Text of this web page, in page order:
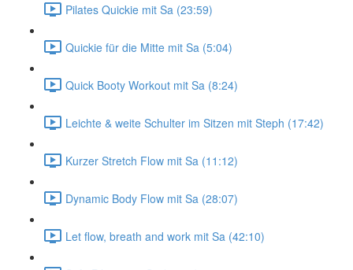
Pilates Quickie mit Sa (23:59)
Quickie für die Mitte mit Sa (5:04)
Quick Booty Workout mit Sa (8:24)
Leichte & weite Schulter im Sitzen mit Steph (17:42)
Kurzer Stretch Flow mit Sa (11:12)
Dynamic Body Flow mit Sa (28:07)
Let flow, breath and work mit Sa (42:10)